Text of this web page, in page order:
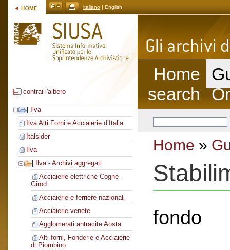
italiano | English
contrai l'albero
Ilva
Ilva Alti Forni e Acciaierie d’Italia
Italsider
Ilva
Ilva - Archivi aggregati
Acciaierie elettriche Cogne -
Girod
Acciaierie e ferriere nazionali
Acciaierie venete
Agglomerati antracite Aosta
Alti forni, Fonderie e Acciaierie
di Piombino
Home
search
Home »
fondo